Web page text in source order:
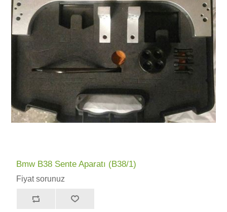
Bmw B38 Sente Aparatı (B38/1)
Fiyat sorunuz